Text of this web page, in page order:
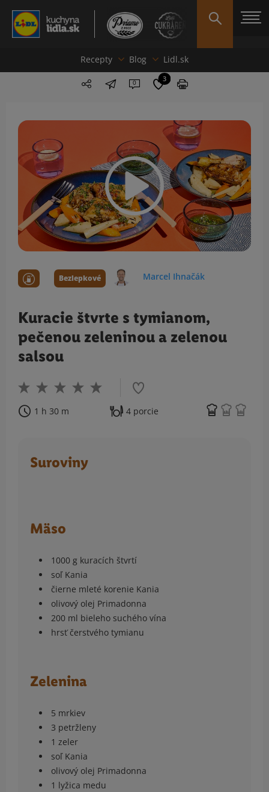
Recepty Blog Lidl.sk
0 3
Bezlepkové Marcel Ihnačák
Kuracie štvrte s tymianom,
pečenou zeleninou a zelenou
salsou
1 h 30 m 4 porcie
Suroviny
Mäso
1000 g kuracích štvrtí
soľ Kania
čierne mleté korenie Kania
olivový olej Primadonna
200 ml bieleho suchého vína
hrsť čerstvého tymianu
Zelenina
5 mrkiev
3 petržleny
1 zeler
soľ Kania
olivový olej Primadonna
1 lyžica medu